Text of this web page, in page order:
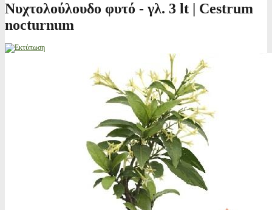
Νυχτολούλουδο φυτό - γλ. 3 lt | Cestrum
nocturnum